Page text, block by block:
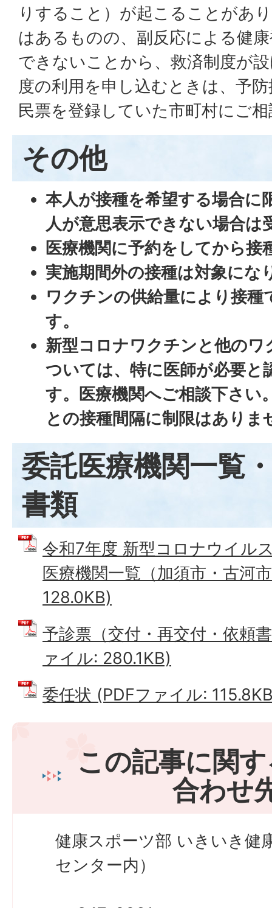
りすること）が起こることがあ
はあるものの、副反応による健
できないことから、救済制度が
度の利用を申し込むときは、予
民票を登録していた市町村にご
その他
本人が接種を希望する場合に
人が意思表示できない場合は
医療機関に予約をしてから接
実施期間外の接種は対象にな
ワクチンの供給量により接
す。
新型コロナワクチンと他のワ
ついては、特に医師が必要と
す。医療機関へご相談下さい
との接種間隔に制限はありま
委託医療機関一覧
書類
令和7年度 新型コロナウイル
医療機関一覧（加須市・古河
128.0KB)
予診票（交付・再交付・依頼
ァイル: 280.1KB)
委任状 (PDFファイル:
この記事に関
合わせ
健康スポーツ部 いきいき健
センター内）